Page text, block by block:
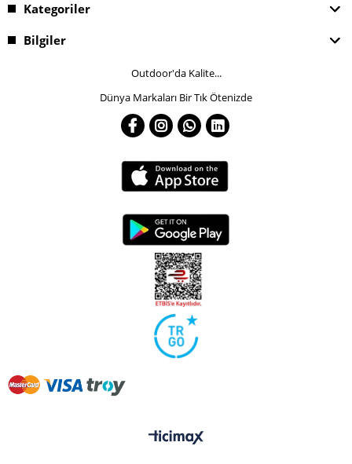
Kategoriler
Bilgiler
Outdoor'da Kalite...
Dünya Markaları Bir Tık Ötenizde